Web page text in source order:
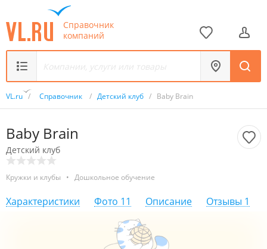
Справочник
компаний
VL.ru / Справочник / Детский клуб / Baby Brain
Baby Brain
Детский клуб
Кружки и клубы • Дошкольное обучение
Характеристики Фото 11 Описание Отзывы 1